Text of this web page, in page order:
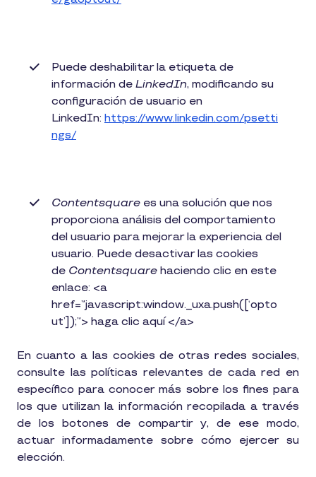
Puede deshabilitar la etiqueta de
información de LinkedIn, modificando su
configuración de usuario en
LinkedIn: https://www.linkedin.com/psetti
ngs/
Contentsquare es una solución que nos
proporciona análisis del comportamiento
del usuario para mejorar la experiencia del
usuario. Puede desactivar las cookies
de Contentsquare haciendo clic en este
enlace: <a
href=”javascript:window._uxa.push([‘opto
ut’]);”> haga clic aquí </a>
En cuanto a las cookies de otras redes sociales,
consulte las políticas relevantes de cada red en
específico para conocer más sobre los fines para
los que utilizan la información recopilada a través
de los botones de compartir y, de ese modo,
actuar informadamente sobre cómo ejercer su
elección.